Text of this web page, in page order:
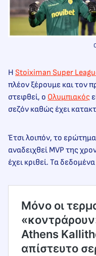
Η Stoiximan Super
πλέον ξέρουμε και τον
στεφθεί, ο Ολυμπιακός
σεζόν καθώς έχει
Έτσι λοιπόν, το
αναδειχθεί MVP της
έχει κριθεί. Τα
Μόνο οι
Athens
απίστευτο